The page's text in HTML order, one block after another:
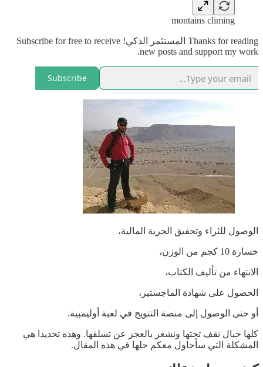
montains climing
Thanks for reading المستثمر الذكي! Subscribe for free to receive
new posts and support my work.
Subscribe
الوصول للثراء وتحقيق الحرية المالية،
خسارة 10 كجم من الوزن،
الانتهاء من تأليف الكتاب،
الحصول على شهادة الماجستير،
أو حتى الوصول إلى منصة التتويج في لعبة أوليمبية.
كلها جبال نقف تحتها ونشعر بالعجز عن تسلقها. وهذه تحديدا هي
المشكلة التي سأحاول معكم حلها في هذه المقال.